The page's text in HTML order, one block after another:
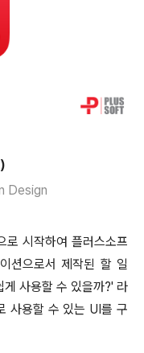
Design
로 시작하여 플러스소프
션으로서 제작된 할 일
사용할 수 있을까?' 라
사용할 수 있는 UI를 구